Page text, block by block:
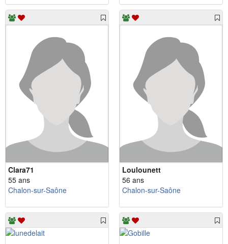
Clara71
55 ans
Chalon-sur-Saône
Loulounett
56 ans
Chalon-sur-Saône